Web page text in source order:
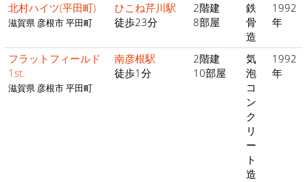
北村ハイツ(平田町)
滋賀県 彦根市 平田町
ひこね芹川駅
徒歩23分
2階建
8部屋
鉄
骨
造
1992
年
フラットフィールド
1st.
滋賀県 彦根市 平田町
南彦根駅
徒歩1分
2階建
10部屋
気
泡
コ
ン
ク
リ
ー
ト
造
1992
年